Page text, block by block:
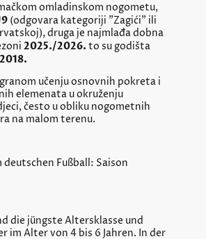
omladinskom nogometu,
(odgovara kategoriji "Zagići" ili
druga je najmlađa dobna
2025./2026. to su godišta
2018.
učenju osnovnih pokreta i
elemenata u okruženju
često u obliku nogometnih
na malom terenu.
deutschen Fußball: Saison
die jüngste Altersklasse und
im Alter von 4 bis 6 Jahren. In der